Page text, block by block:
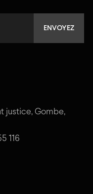
justice, Gombe,
116